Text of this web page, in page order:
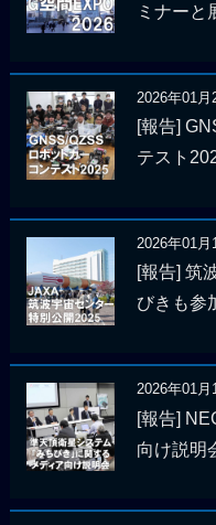
ミナーと
2026年01月
[報告]
テスト
2026年01月
[報告] 筑
びきも参
2026年01月
[報告]
向け説明